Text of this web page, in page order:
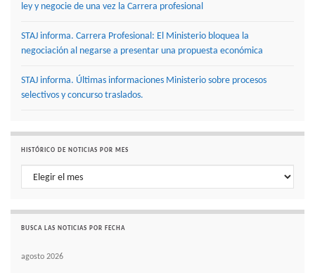
ley y negocie de una vez la Carrera profesional
STAJ informa. Carrera Profesional: El Ministerio bloquea la
negociación al negarse a presentar una propuesta económica
STAJ informa. Últimas informaciones Ministerio sobre procesos
selectivos y concurso traslados.
HISTÓRICO DE NOTICIAS POR MES
Histórico de noticias por mes
BUSCA LAS NOTICIAS POR FECHA
agosto 2026